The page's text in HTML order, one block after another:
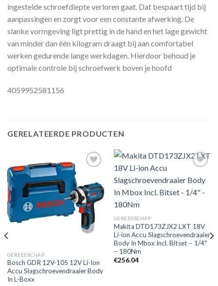
ingestelde schroefdiepte verloren gaat. Dat bespaart tijd bij
aanpassingen en zorgt voor een constante afwerking. De
slanke vormgeving ligt prettig in de hand en het lage gewicht
van minder dan één kilogram draagt bij aan comfortabel
werken gedurende lange werkdagen. Hierdoor behoud je
optimale controle bij schroefwerk boven je hoofd
4059952581156
GERELATEERDE PRODUCTEN
Toevoegen
aan
verlanglijst
GEREEDSCHAP
Bosch GDR 12V-105 12V Li-Ion
Accu Slagschroevendraaier Body
In L-Boxx
Toevoegen
aan
GEREEDSCHAP
Makita DTD173ZJX2 LXT 18V
Li-ion Accu Slagschroevendraaier
Body In Mbox Incl. Bitset – 1/4″
– 180Nm
€256.04